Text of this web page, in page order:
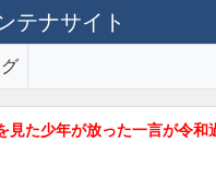
テナサイト
見た少年が放った一言が令和